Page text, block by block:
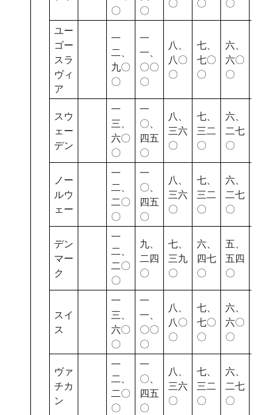
〇
〇
ユー
ゴー
スラ
ヴィ
ア
一
二、
九〇
〇
一
一、
〇〇
〇
八、
八〇
〇
七、
七〇
〇
六、
六〇
〇
スウ
ェー
デン
一
三、
六〇
〇
一
〇、
四五
〇
八、
三六
〇
七、
三二
〇
六、
二七
〇
ノー
ルウ
ェー
一
二、
二〇
〇
一
〇、
四五
〇
八、
三六
〇
七、
三二
〇
六、
二七
〇
デン
マー
ク
一
二、
二〇
〇
九、
二四
〇
七、
三九
〇
六、
四七
〇
五、
五四
〇
スイ
ス
一
三、
六〇
〇
一
一、
〇〇
〇
八、
八〇
〇
七、
七〇
〇
六、
六〇
〇
ヴァ
チカ
ン
一
二、
二〇
〇
一
〇、
四五
〇
八、
三六
〇
七、
三二
〇
六、
二七
〇